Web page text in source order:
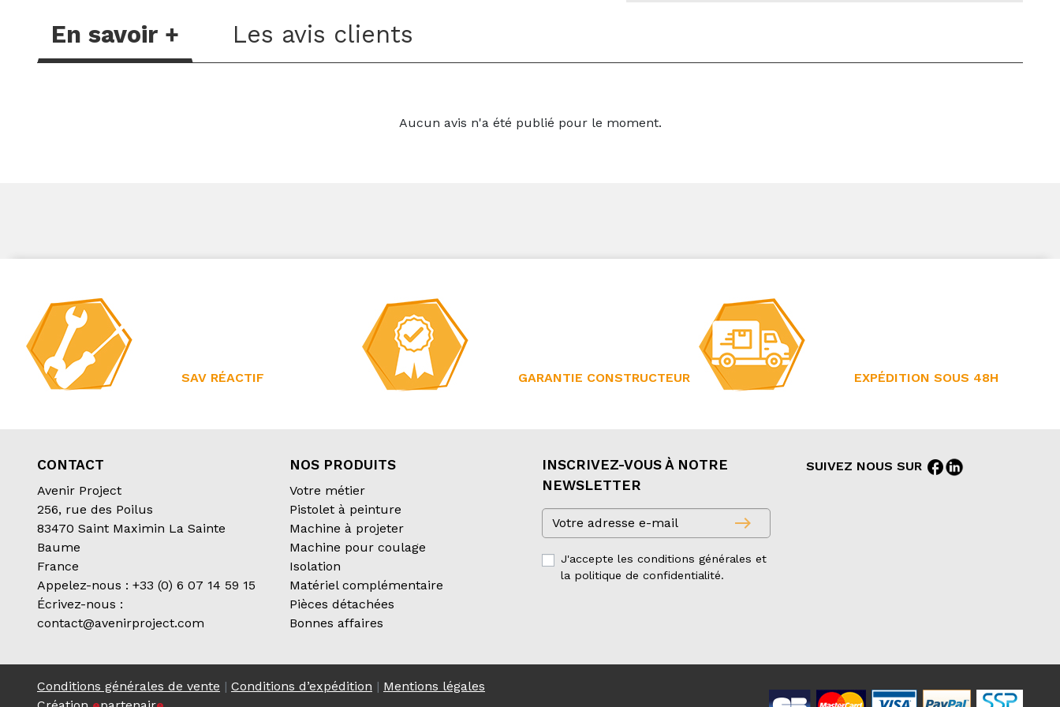
En savoir + Les avis clients
Aucun avis n'a été publié pour le moment.
SAV RÉACTIF GARANTIE CONSTRUCTEUR EXPÉDITION SOUS 48H
CONTACT
Avenir Project
256, rue des Poilus
83470 Saint Maximin La Sainte
Baume
France
Appelez-nous : +33 (0) 6 07 14 59 15
Écrivez-nous :
contact@avenirproject.com
NOS PRODUITS
Votre métier
Pistolet à peinture
Machine à projeter
Machine pour coulage
Isolation
Matériel complémentaire
Pièces détachées
Bonnes affaires
INSCRIVEZ-VOUS À NOTRE
NEWSLETTER
east
J'accepte les conditions générales et
la politique de confidentialité.
SUIVEZ NOUS SUR facebook
Conditions générales de vente | Conditions d’expédition | Mentions légales